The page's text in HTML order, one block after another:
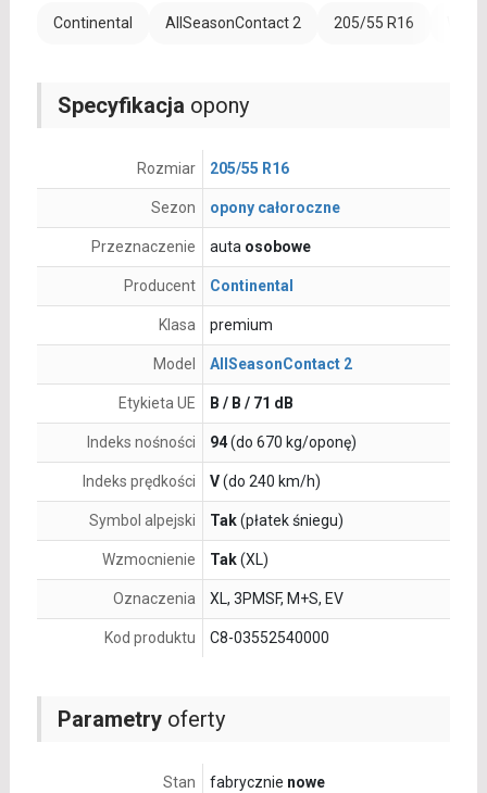
Continental AllSeasonContact 2 205/55 R16
Parametryoferty
Stan fabrycznie nowe
Specyfikacja opony
Rozmiar 205/55 R16
Sezon opony całoroczne
Przeznaczenie auta osobowe
Producent Continental
Klasa premium
Model AllSeasonContact 2
Etykieta UE B / B / 71 dB
Indeks nośności 94(do 670 kg/oponę)
Indeks prędkości V(do 240 km/h)
Symbol alpejski Tak(płatek śniegu)
Wzmocnienie Tak(XL)
Oznaczenia XL, 3PMSF, M+S, EV
Kod produktu C8-03552540000